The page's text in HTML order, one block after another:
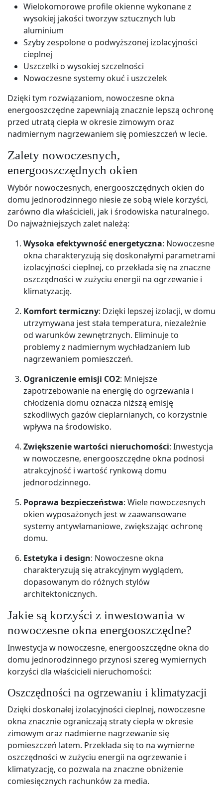
Wielokomorowe profile okienne wykonane z
wysokiej jakości tworzyw sztucznych lub
aluminium
Szyby zespolone o podwyższonej izolacyjności
cieplnej
Uszczelki o wysokiej szczelności
Nowoczesne systemy okuć i uszczelek
Dzięki tym rozwiązaniom, nowoczesne okna
energooszczędne zapewniają znacznie lepszą ochronę
przed utratą ciepła w okresie zimowym oraz
nadmiernym nagrzewaniem się pomieszczeń w lecie.
Zalety nowoczesnych,
energooszczędnych okien
Wybór nowoczesnych, energooszczędnych okien do
domu jednorodzinnego niesie ze sobą wiele korzyści,
zarówno dla właścicieli, jak i środowiska naturalnego.
Do najważniejszych zalet należą:
Wysoka efektywność energetyczna: Nowoczesne
okna charakteryzują się doskonałymi parametrami
izolacyjności cieplnej, co przekłada się na znaczne
oszczędności w zużyciu energii na ogrzewanie i
klimatyzację.
Komfort termiczny: Dzięki lepszej izolacji, w domu
utrzymywana jest stała temperatura, niezależnie
od warunków zewnętrznych. Eliminuje to
problemy z nadmiernym wychładzaniem lub
nagrzewaniem pomieszczeń.
Ograniczenie emisji CO2: Mniejsze
zapotrzebowanie na energię do ogrzewania i
chłodzenia domu oznacza niższą emisję
szkodliwych gazów cieplarnianych, co korzystnie
wpływa na środowisko.
Zwiększenie wartości nieruchomości: Inwestycja
w nowoczesne, energooszczędne okna podnosi
atrakcyjność i wartość rynkową domu
jednorodzinnego.
Poprawa bezpieczeństwa: Wiele nowoczesnych
okien wyposażonych jest w zaawansowane
systemy antywłamaniowe, zwiększając ochronę
domu.
Estetyka i design: Nowoczesne okna
charakteryzują się atrakcyjnym wyglądem,
dopasowanym do różnych stylów
architektonicznych.
Jakie są korzyści z inwestowania w
nowoczesne okna energooszczędne?
Inwestycja w nowoczesne, energooszczędne okna do
domu jednorodzinnego przynosi szereg wymiernych
korzyści dla właścicieli nieruchomości:
Oszczędności na ogrzewaniu i klimatyzacji
Dzięki doskonałej izolacyjności cieplnej, nowoczesne
okna znacznie ograniczają straty ciepła w okresie
zimowym oraz nadmierne nagrzewanie się
pomieszczeń latem. Przekłada się to na wymierne
oszczędności w zużyciu energii na ogrzewanie i
klimatyzację, co pozwala na znaczne obniżenie
comiesięcznych rachunków za media.